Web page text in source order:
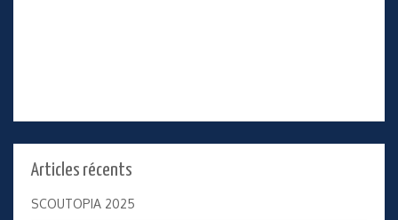
Articles récents
SCOUTOPIA 2025